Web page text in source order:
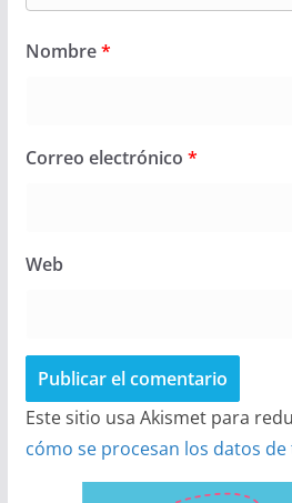
Nombre*
Correo electrónico *
Web
Este sitio usa Akismet para
cómo se procesan los datos